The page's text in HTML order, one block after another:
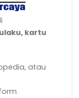
kartu
atau